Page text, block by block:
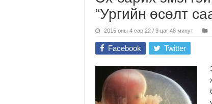
“Ургийн өсөлт
2015 оны 4 сар 22 / 9 цаг 48 минут
Facebook Twitter